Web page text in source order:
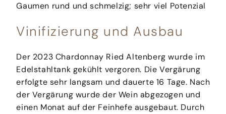
Gaumen rund und schmelzig; sehr viel Potenzial
Vinifizierung und Ausbau
Der 2023 Chardonnay Ried Altenberg wurde im
Edelstahltank gekühlt vergoren. Die Vergärung
erfolgte sehr langsam und dauerte 16 Tage. Nach
der Vergärung wurde der Wein abgezogen und
einen Monat auf der Feinhefe ausgebaut. Durch